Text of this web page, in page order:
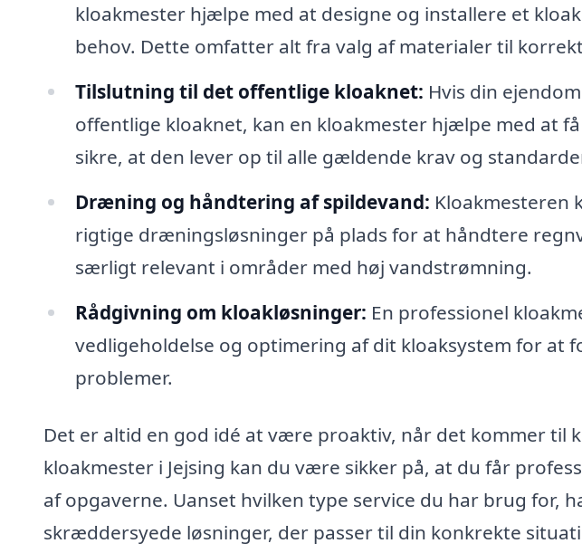
kloakmester hjælpe med at designe og installere et
behov. Dette omfatter alt fra valg af materialer til
Tilslutning til det offentlige kloaknet: Hvis din
offentlige kloaknet, kan en kloakmester hjælpe med at
sikre, at den lever op til alle gældende krav og
Dræning og håndtering af spildevand: Kloakmesteren
rigtige dræningsløsninger på plads for at håndtere
særligt relevant i områder med høj vandstrømning.
Rådgivning om kloakløsninger: En professionel
vedligeholdelse og optimering af dit kloaksystem for at
problemer.
Det er altid en god idé at være proaktiv, når det kommer til
kloakmester i Jejsing kan du være sikker på, at du får
af opgaverne. Uanset hvilken type service du har brug for,
skræddersyede løsninger, der passer til din konkrekte